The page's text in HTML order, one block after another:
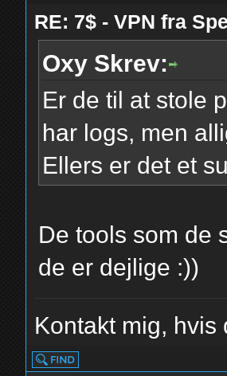
RE: 7$ - VPN fra
Oxy Skrev:
Er de til at stole
har logs, men
Ellers er det et
De tools som de
de er dejlige :))
Kontakt mig,